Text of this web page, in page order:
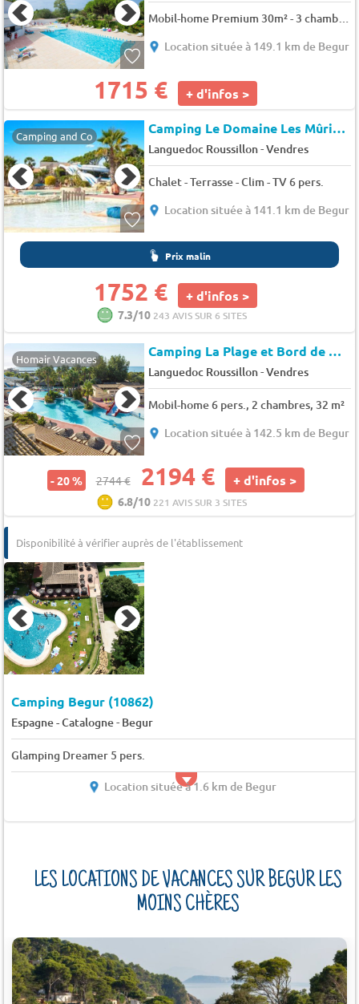
Location située à 149.1 km de Begur
1715 € + d'infos >
Camping and Co Camping Le Domaine Les Mûriers
Languedoc Roussillon-Vendres
Chalet - Terrasse - Clim - TV 6 pers.
Location située à 141.1 km de Begur
Prix malin
1752 € + d'infos >
7.3/10 243 AVIS SUR 6 SITES
Homair Vacances Camping La Plage et Bord de Mer
Languedoc Roussillon-Vendres
Mobil-home 6 pers., 2 chambres, 32 m²
Location située à 142.5 km de Begur
- 20 % 2744 € 2194 € + d'infos >
6.8/10 221 AVIS SUR 3 SITES
Disponibilité à vérifier auprès de l'établissement
Camping Begur (10862)
Espagne - Catalogne- Begur
Glamping Dreamer 5 pers.
Location située à 1.6 km de Begur
LES LOCATIONS DE VACANCES SUR BEGUR LES
MOINS CHÈRES